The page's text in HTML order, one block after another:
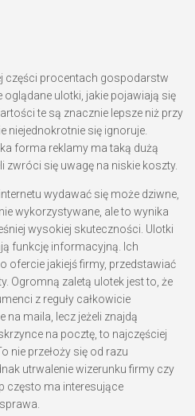
części procentach gospodarstw
ulotki, jakie pojawiają się
te są znacznie lepsze niż przy
się ignoruje.
forma reklamy ma taką dużą
zwróci się uwagę na niskie koszty.
wydawać się może dziwne,
wykorzystywane, ale to wynika
wysokiej skuteczności. Ulotki
funkcję informacyjną. Ich
ofercie jakiejś firmy, przedstawiać
Ogromną zaletą ulotek jest to, że
z reguły całkowicie
na maila, lecz jeżeli znajdą
na pocztę, to najczęściej
nie przełoży się od razu
utrwalenie wizerunku firmy czy
często ma interesujące